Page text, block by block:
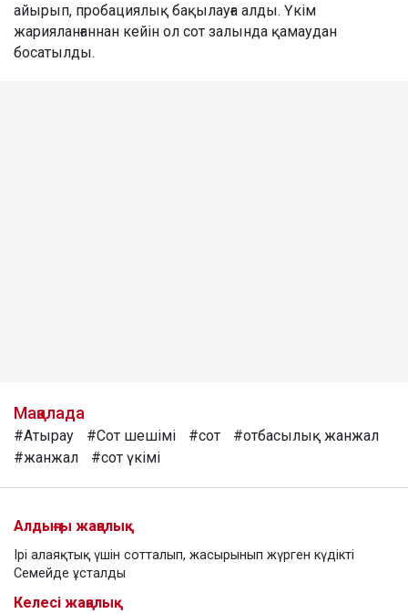
айырып, пробациялық бақылауға алды. Үкім
жарияланғаннан кейін ол сот залында қамаудан
босатылды.
Мақалада
#Атырау #Сот шешімі #сот
#отбасылық жанжал
#жанжал
#сот үкімі
Алдыңғы жаңалық
Ірі алаяқтық үшін сотталып, жасырынып жүрген күдікті
Семейде ұсталды
Келесі жаңалық